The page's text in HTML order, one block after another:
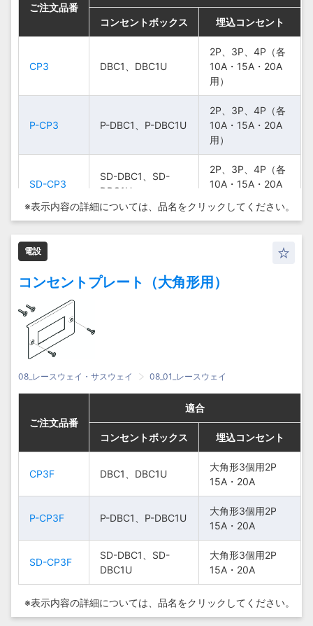
ご注文品番
コンセントボックス 埋込コンセント
CP3 DBC1、DBC1U
2P、3P、
4P（各10A・
15A・20A用）
P-CP3 P-DBC1、P-DBC1U
2P、3P、
4P（各10A・
15A・20A用）
SD-CP3
SD-DBC1、SD-
DBC1U
2P、3P、
4P（各10A・
ご注文品番
コンセントボックス 埋込コンセント
CP3 DBC1、DBC1U
2P、3P、4P（各
10A・15A・20A
用）
P-CP3 P-DBC1、P-DBC1U
2P、3P、4P（各
10A・15A・20A
用）
SD-CP3
SD-DBC1、SD-
DBC1U
2P、3P、4P（各
10A・15A・20A
ご注文品番
コンセントボックス 埋込コンセント
CP3 DBC1、DBC1U
2P、3P、
4P（各10A・
15A・20A用）
P-CP3 P-DBC1、P-DBC1U
2P、3P、
4P（各10A・
15A・20A用）
SD-CP3
SD-DBC1、SD-
DBC1U
2P、3P、
4P（各10A・
ご注文品番
コンセントボックス 埋込コンセント
CP3 DBC1、DBC1U
2P、3P、4P（各
10A・15A・20A
用）
P-CP3 P-DBC1、P-DBC1U
2P、3P、4P（各
10A・15A・20A
用）
SD-CP3
SD-DBC1、SD-
DBC1U
2P、3P、4P（各
10A・15A・20A
※表示内容の詳細については、 品名をクリックしてください。
電設
コンセントプレート（大角形用）
08_レースウェイ・サスウェイ 08_01_レースウェイ
ご注文品番
適合
コンセントボックス 埋込コンセント
CP3F DBC1、DBC1U
大角形3個用2P
15A・20A
P-CP3F P-DBC1、P-DBC1U
大角形3個用2P
15A・20A
SD-CP3F
SD-DBC1、SD-
DBC1U
大角形3個用2P
15A・20A
ご注文品番
適合
コンセントボックス 埋込コンセント
CP3F DBC1、DBC1U
大角形3個用2P
15A・20A
P-CP3F P-DBC1、P-DBC1U
大角形3個用2P
15A・20A
SD-CP3F
SD-DBC1、SD-
DBC1U
大角形3個用2P
15A・20A
ご注文品番
適合
コンセントボックス 埋込コンセント
CP3F DBC1、DBC1U
大角形3個用2P
15A・20A
P-CP3F P-DBC1、P-DBC1U
大角形3個用2P
15A・20A
SD-CP3F
SD-DBC1、SD-
DBC1U
大角形3個用2P
15A・20A
ご注文品番
適合
コンセントボックス 埋込コンセント
CP3F DBC1、DBC1U
大角形3個用2P
15A・20A
P-CP3F P-DBC1、P-DBC1U
大角形3個用2P
15A・20A
SD-CP3F
SD-DBC1、SD-
DBC1U
大角形3個用2P
15A・20A
※表示内容の詳細については、 品名をクリックしてください。